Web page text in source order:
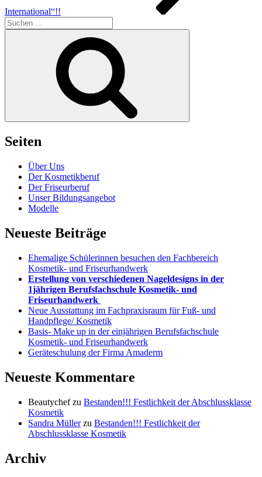
International“!!
Suche
nach:
Seiten
Über Uns
Der Kosmetikberuf
Der Friseurberuf
Unser Bildungsangebot
Modelle
Neueste Beiträge
Ehemalige Schülerinnen besuchen den Fachbereich
Kosmetik- und Friseurhandwerk
Erstellung von verschiedenen Nageldesigns in der
1jährigen Berufsfachschule Kosmetik- und
Friseurhandwerk
Neue Ausstattung im Fachpraxisraum für Fuß- und
Handpflege/ Kosmetik
Basis- Make up in der einjährigen Berufsfachschule
Kosmetik- und Friseurhandwerk
Geräteschulung der Firma Amaderm
Neueste Kommentare
Beautychefzu Bestanden!!! Festlichkeit der Abschlussklasse
Kosmetik
Sandra Müllerzu Bestanden!!! Festlichkeit der
Abschlussklasse Kosmetik
Archiv